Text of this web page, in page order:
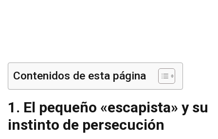
Contenidos de esta página
1. El pequeño «escapista» y su
instinto de persecución